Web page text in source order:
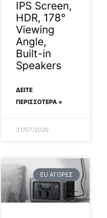
IPS Screen,
HDR, 178°
Viewing
Angle,
Built-in
Speakers
ΔΕΊΤΕ
ΠΕΡΙΣΣΟΤΕΡΑ »
31/07/2026
EU ΑΓΟΡΕΣ